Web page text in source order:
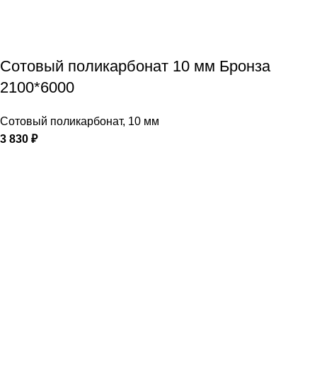
Сотовый поликарбонат 10 мм Бронза
2100*6000
Сотовый поликарбонат, 10 мм
3 830 ₽